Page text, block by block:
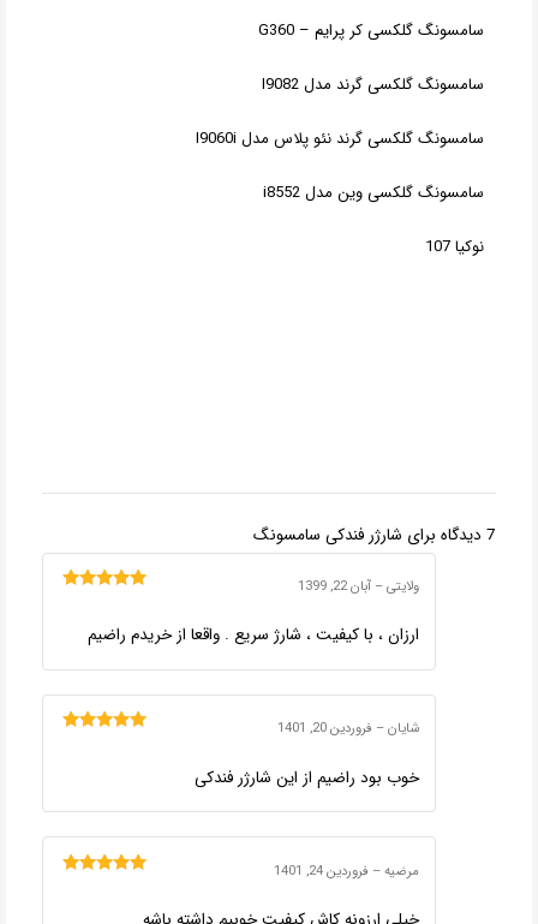
سامسونگ گلکسی کر پرایم – G360
سامسونگ گلکسی گرند مدل I9082
سامسونگ گلکسی گرند نئو پلاس مدل I9060i
سامسونگ گلکسی وین مدل i8552
نوکیا 107
7 دیدگاه برای شارژر فندکی سامسونگ
ولایتی– آبان 22, 1399
ارزان ، با کیفیت ، شارژ سریع . واقعا از خریدم راضیم
شایان– فروردین 20, 1401
خوب بود راضیم از این شارژر فندکی
مرضیه– فروردین 24, 1401